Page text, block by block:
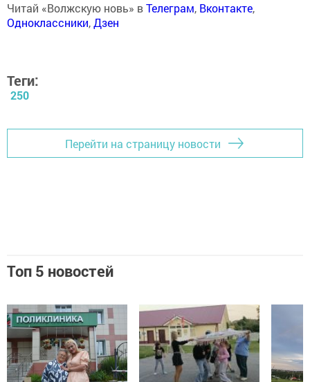
Читай «Волжскую новь» вТелеграм, Вконтакте,
Одноклассники,Дзен
Теги:
250
Перейти на страницу новости
Топ 5 новостей